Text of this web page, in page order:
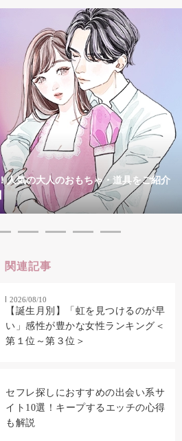
人気の大人のおもちゃ・道具をご紹介
関連記事
2026/08/10
【誕生月別】「虹を見つけるのが早
い」感性が豊かな女性ランキング＜
第１位～第３位＞
セフレ探しにおすすめの出会い系サ
イト10選！キープするエッチの心得
も解説